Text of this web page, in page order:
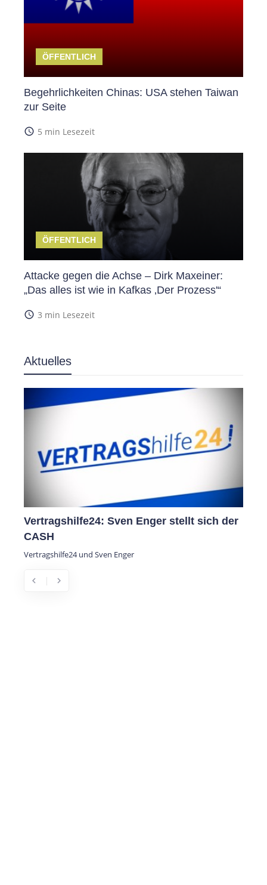
ÖFFENTLICH
Begehrlichkeiten Chinas: USA stehen Taiwan
zur Seite
access_time 5 min Lesezeit
ÖFFENTLICH
Attacke gegen die Achse – Dirk Maxeiner:
„Das alles ist wie in Kafkas ‚Der Prozess'“
access_time 3 min Lesezeit
Aktuelles
Sven Enger stellt sich der
und Sven Enger
DORA